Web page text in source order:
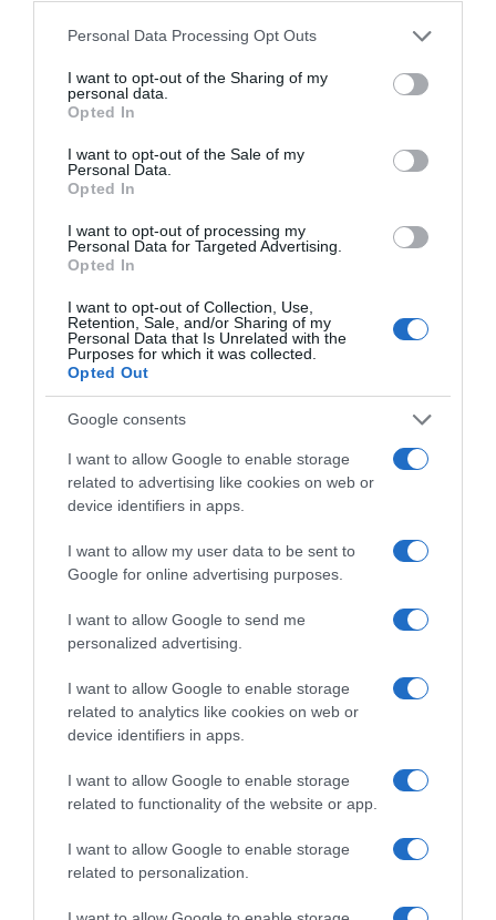
Please note that this website/app uses one or more Google
not limited to your visit or usage behaviour. You may click to
grant or deny consent to Google and its third-party tags to
use your data for below specified purposes in below Google
consent section.
Personal Data Processing Opt Outs
I want to opt-out of the Sharing of my
personal data.
Opted In
I want to opt-out of the Sale of my
Personal Data.
Opted In
I want to opt-out of processing my
Personal Data for Targeted Advertising.
Opted In
I want to opt-out of Collection, Use,
Retention, Sale, and/or Sharing of my
Personal Data that Is Unrelated with the
Purposes for which it was collected.
Opted Out
Google consents
I want to allow Google to enable storage
related to advertising like cookies on web or
device identifiers in apps.
I want to allow my user data to be sent to
Google for online advertising purposes.
I want to allow Google to send me
personalized advertising.
I want to allow Google to enable storage
related to analytics like cookies on web or
device identifiers in apps.
I want to allow Google to enable storage
related to functionality of the website or app.
I want to allow Google to enable storage
related to personalization.
ΕΛΛΑΔΑ